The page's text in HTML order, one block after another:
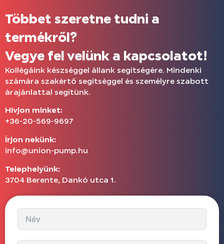
Többet szeretne tudni a
termékről?
Vegye fel velünk a kapcsolatot!
Kollégáink készséggel állank segítségére. Mindenki
számára szakértő segítséggel és személyre szabott
árajánlattal segítünk.
Hívjon minket:
+36-20-569-9697
Írjon nekünk:
info@union-pump.hu
Telephelyünk:
3704 Berente, Dankó utca 1.